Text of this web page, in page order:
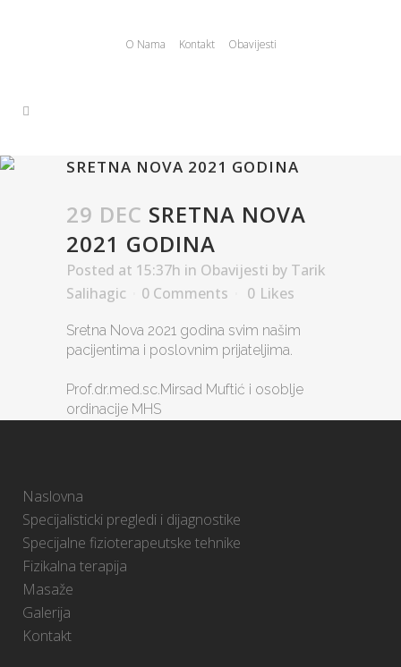
O Nama Kontakt Obavijesti
SRETNA NOVA 2021 GODINA
29 DEC SRETNA NOVA
2021 GODINA
Posted at 15:37h in Obavijesti by Tarik
Salihagic
0 Comments 0 Likes
Sretna Nova 2021 godina svim našim
pacijentima i poslovnim prijateljima.
Prof.dr.med.sc.Mirsad Muftić i osoblje
ordinacije MHS
Naslovna
Specijalisticki pregledi i dijagnostike
Specijalne fizioterapeutske tehnike
Fizikalna terapija
Masaže
Galerija
Kontakt